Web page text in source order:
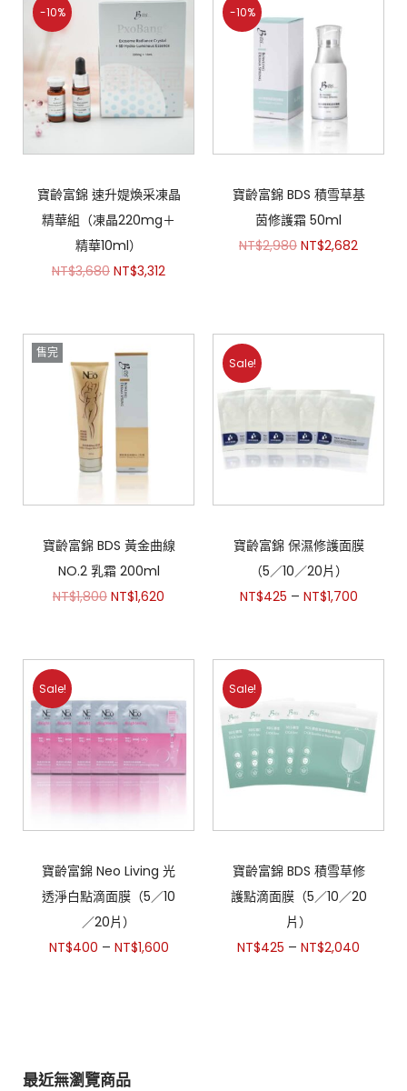
-10%
寶齡富錦 速升媞煥采凍晶
精華組（凍晶220mg＋
精華10ml）
NT$3,680 NT$3,312
-10%
寶齡富錦 BDS 積雪草基
茵修護霜 50ml
NT$2,980 NT$2,682
售完
寶齡富錦 BDS 黃金曲線
NO.2 乳霜 200ml
NT$1,800 NT$1,620
Sale!
寶齡富錦 保濕修護面膜
（5／10／20片）
NT$425 – NT$1,700
Sale!
寶齡富錦 Neo Living 光
透淨白點滴面膜（5／10
／20片）
NT$400 – NT$1,600
Sale!
寶齡富錦 BDS 積雪草修
護點滴面膜（5／10／20
片）
NT$425 – NT$2,040
最近無瀏覽商品